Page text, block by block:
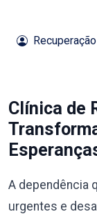
Clínica de
A dependência
urgentes e